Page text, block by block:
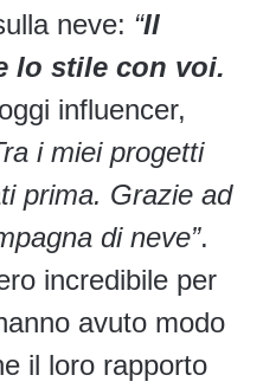
neve: “Il
lo stile con voi.
influencer,
i miei progetti
prima. Grazie ad
di neve”.
incredibile per
avuto modo
il loro rapporto